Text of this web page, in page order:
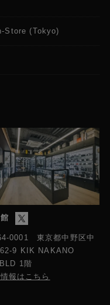
2倍／5倍／10倍／
30／60分
／2／3／5時間、∞
、1／2／5分
Store (Tokyo)
0001 東京都中野区中
9 KIK NAKANO
1階
報はこちら